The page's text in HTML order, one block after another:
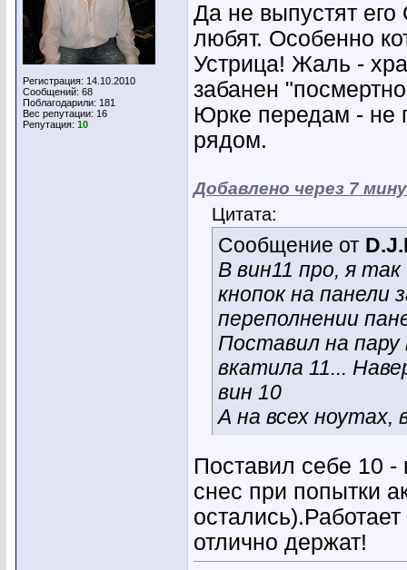
Регистрация: 14.10.2010
Сообщений: 68
Поблагодарили: 181
Вес репутации: 16
Репутация: 10
Да не выпустят
любят. Особенно
Устрица! Жаль -
забанен
Юрке передам - не
рядом.
Добавлено через 7
Цитата:
Сообщение от
В вин11 про, я
кнопок на панели
переполнении
Поставил на
вкатила 11...
вин 10
А на всех ноутах,
Поставил себе 10 -
снес при попытки
отлично держат!